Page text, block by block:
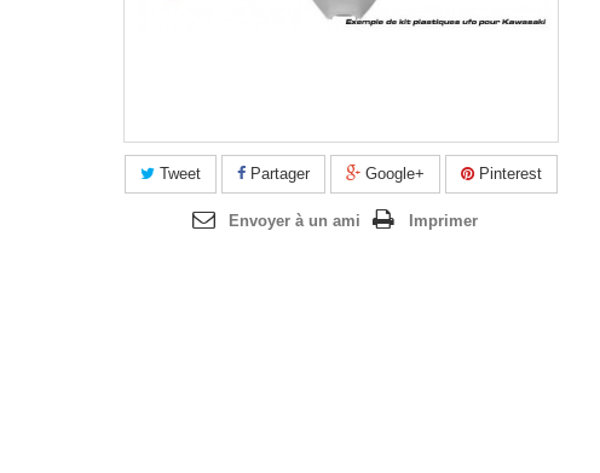
Agrandir l'image
Tweet Partager Google+ Pinterest
Envoyer à un ami Imprimer